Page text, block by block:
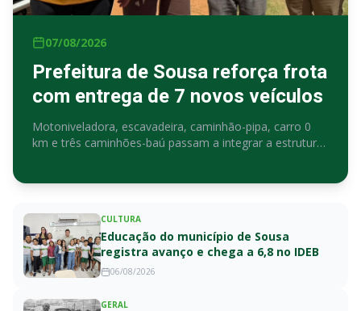
07/08/2026
Prefeitura de Sousa reforça frota
com entrega de 7 novos veículos
Motoniveladora, escavadeira, caminhão-pipa, carro 0
km e três caminhões-baú passam a integrar a estrutura
CULTURA
Educação do município de Sousa
registra avanço e chega a 6,8 no IDEB
06/08/2026
GERAL